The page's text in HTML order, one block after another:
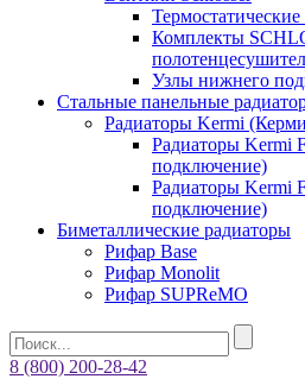
Комплекты
Узлы нижнего
Стальные панельные
Радиаторы Kermi
Радиаторы Kermi
подключение)
Радиаторы Kermi
подключение)
Биметаллические радиаторы
Рифар Base
Рифар Monolit
Рифар SUPReMO
8 (800) 200-28-42